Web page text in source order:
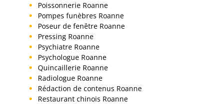
Poissonnerie Roanne
Pompes funèbres Roanne
Poseur de fenêtre Roanne
Pressing Roanne
Psychiatre Roanne
Psychologue Roanne
Quincaillerie Roanne
Radiologue Roanne
Rédaction de contenus Roanne
Restaurant chinois Roanne